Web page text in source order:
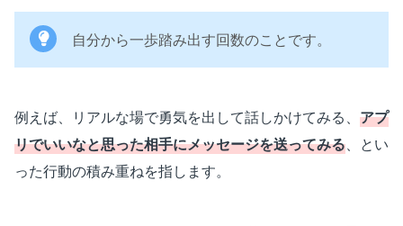
自分から一歩踏み出す回数のことです。
例えば、リアルな場で勇気を出して話しかけてみる、 アプ
リでいいなと思った相手にメッセージを送ってみる、とい
った行動の積み重ねを指します。